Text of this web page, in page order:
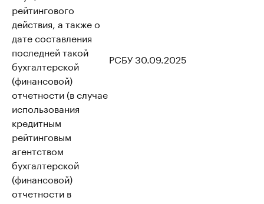
рейтингового
действия, а также о
дате составления
последней такой
бухгалтерской
(финансовой)
отчетности (в случае
использования
кредитным
рейтинговым
агентством
бухгалтерской
(финансовой)
отчетности в
РСБУ 30.09.2025